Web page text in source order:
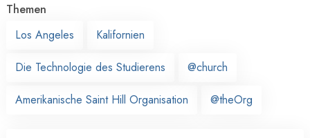
Themen
Los Angeles
Kalifornien
Die Technologie des Studierens @church
Amerikanische Saint Hill Organisation @theOrg